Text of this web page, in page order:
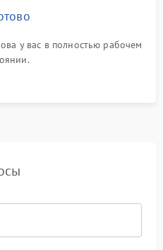
у вас в полностью рабочем